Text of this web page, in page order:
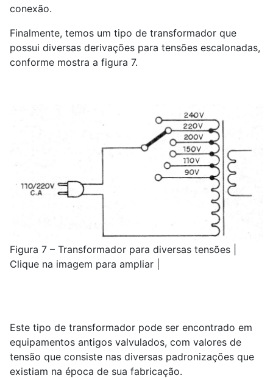
conexão.
Finalmente, temos um tipo de transformador que
possui diversas derivações para tensões escalonadas,
conforme mostra a figura 7.
Figura 7 – Transformador para diversas tensões |
Clique na imagem para ampliar |
Este tipo de transformador pode ser encontrado em
equipamentos antigos valvulados, com valores de
tensão que consiste nas diversas padronizações que
existiam na época de sua fabricação.